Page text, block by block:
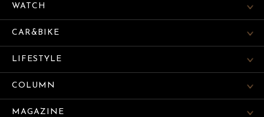
WATCH
CAR&BIKE
LIFESTYLE
COLUMN
MAGAZINE